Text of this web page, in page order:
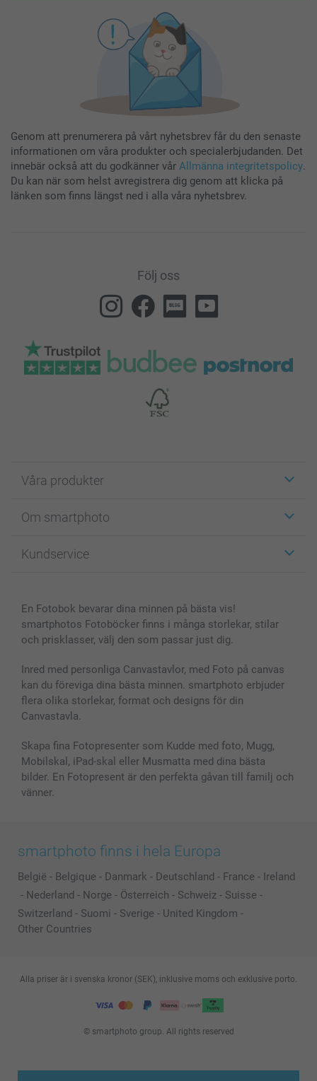
Genom att prenumerera på vårt nyhetsbrev får du den senaste
informationen om våra produkter och specialerbjudanden. Det
innebär också att du godkänner vår Allmänna integritetspolicy.
Du kan när som helst avregistrera dig genom att klicka på
länken som finns längst ned i alla våra nyhetsbrev.
Följ oss
Våra produkter
Fotokort
Fotoböcker
Skal till Mobil & Surfplatta
MyNameBook
Fotoramar & Tillbehör
Presentkort
Alla fotoprodukter
Om smartphoto
För affiliates
Sitemap
Villkor och garantier
Kundservice
smartbonus
Priser & betalning
En Fotobok bevarar dina minnen på bästa vis!
smartphotos Fotoböcker finns i många storlekar, stilar
och prisklasser, välj den som passar just dig.
Inred med personliga Canvastavlor, med Foto på canvas
kan du föreviga dina bästa minnen. smartphoto erbjuder
flera olika storlekar, format och designs för din
Canvastavla.
Skapa fina Fotopresenter som Kudde med foto, Mugg,
Mobilskal, iPad-skal eller Musmatta med dina bästa
bilder. En Fotopresent är den perfekta gåvan till familj och
vänner.
smartphoto finns i hela Europa
België - Belgique - Danmark - Deutschland - France - Ireland
- Nederland - Norge - Österreich - Schweiz - Suisse -
Switzerland - Suomi - Sverige - United Kingdom -
Other Countries
© smartphoto group. All rights reserved
Alla priser är i svenska kronor (SEK), inklusive moms och exklusive porto.